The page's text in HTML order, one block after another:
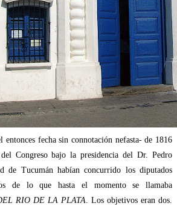
fecha sin connotación nefasta- de 1816
del Congreso bajo la presidencia del Dr. Pedro
de Tucumán habían concurrido los diputados
de lo que hasta el momento se llamaba
RIO DE LA PLATA. Los objetivos eran dos.